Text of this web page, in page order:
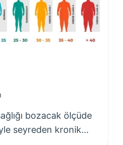
bozacak ölçüde
seyreden kronik…